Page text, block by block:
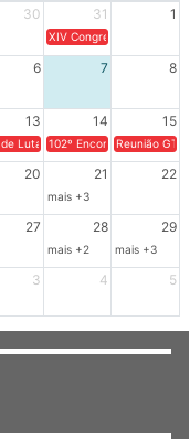
30 31 1
XIV Congresso Brasileiro
6 7 8
13 14 15
no Rio Grande do Sul - 100
a Cuba no Rio Grande do
de Luta em Defesa de Cuba e da
102º Encontro da
Reunião
20 21 22
mais +3
27 28 29
mais +2 mais +3
3 4 5